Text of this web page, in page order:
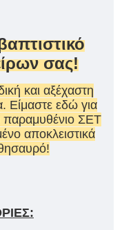
σας!
και αξέχαστη
Είμαστε εδώ για
παραμυθένιο ΣΕΤ
αποκλειστικά